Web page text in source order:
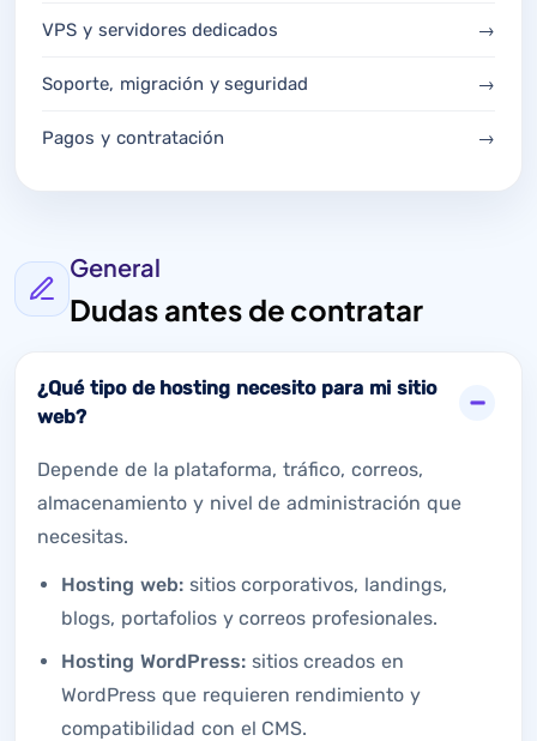
VPS y servidores dedicados →
Soporte, migración y seguridad →
Pagos y contratación →
General
Dudas antes de contratar
¿Qué tipo de hosting necesito para mi sitio
web?
Depende de la plataforma, tráfico, correos,
almacenamiento y nivel de administración que
necesitas.
Hosting web:sitios corporativos, landings,
blogs, portafolios y correos profesionales.
Hosting WordPress:sitios creados en
WordPress que requieren rendimiento y
compatibilidad con el CMS.